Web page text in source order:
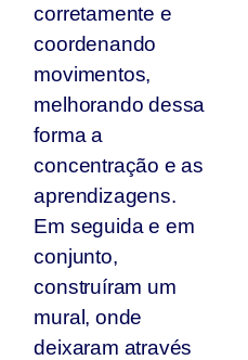
corretamente e
coordenando
movimentos,
melhorando dessa
forma a
concentração e as
aprendizagens.
Em seguida e em
conjunto,
construíram um
mural, onde
deixaram através